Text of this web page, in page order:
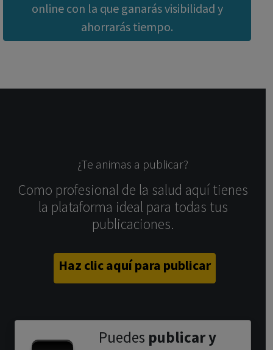
online con la que ganarás visibilidad y
ahorrarás tiempo.
¿Te animas a publicar?
Como profesional de la salud aquí tienes
la plataforma ideal para todas tus
publicaciones.
Haz clic aquí para publicar
Puedes publicar y